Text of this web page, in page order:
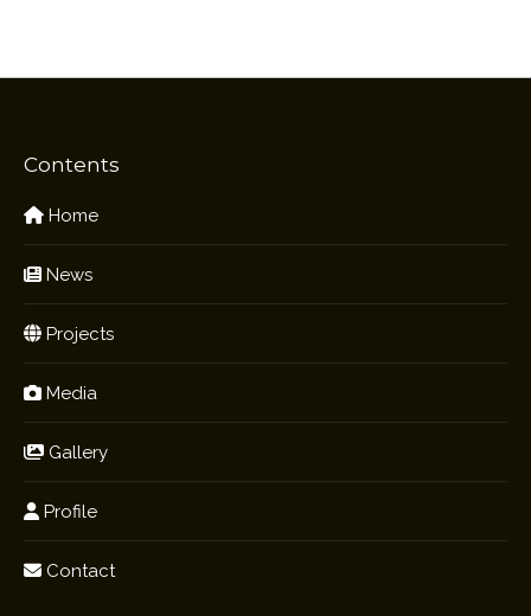
Contents
Home
News
Projects
Media
Gallery
Profile
Contact